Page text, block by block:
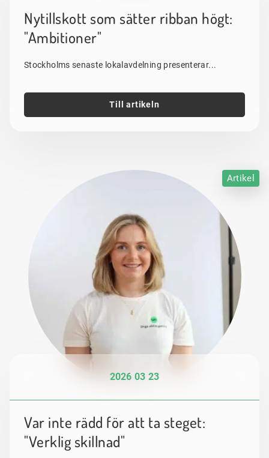
Nytillskott som sätter ribban högt:
"Ambitioner"
Stockholms senaste lokalavdelning presenterar...
Till artikeln
Artikel
2026 03 23
Var inte rädd för att ta steget:
"Verklig skillnad"